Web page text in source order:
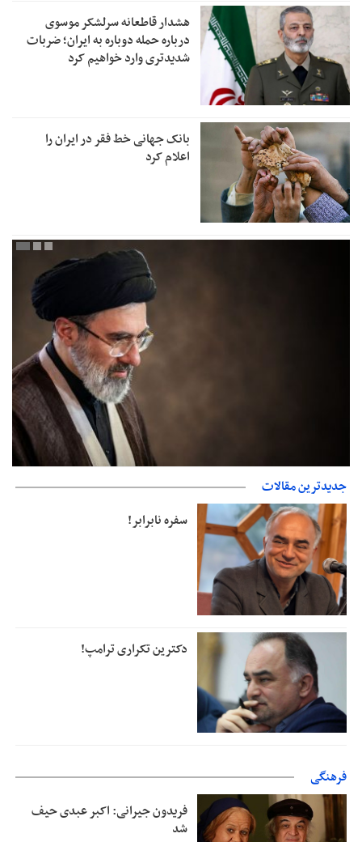
هشدار قاطعانه سرلشکر موسوی
درباره حمله دوباره به ایران؛ ضربات
شدیدتری وارد خواهیم کرد
بانک جهانی خط فقر در ایران را
اعلام کرد
دفتر رهبر انقلاب: مطالب خارج از مراجع رسمی فاقد سندیت است
جدیدترین مقالات
سفره نابرابر!
دکترین تکراری ترامپ!
فرهنگی
فریدون جیرانی: اکبر عبدی حیف
شد